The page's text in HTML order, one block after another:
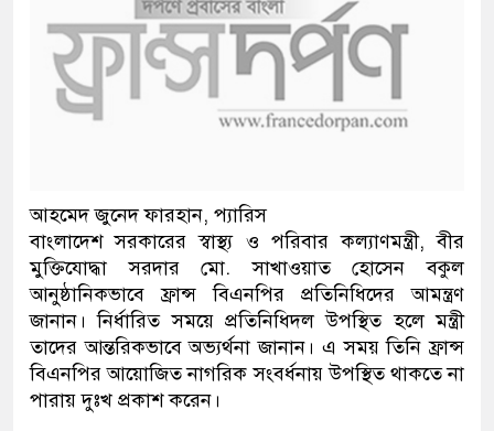
আহমেদ জুনেদ ফারহান, প্যারিস
বাংলাদেশ সরকারের স্বাস্থ্য ও পরিবার কল্যাণমন্ত্রী, বীর
মুক্তিযোদ্ধা সরদার মো. সাখাওয়াত হোসেন বকুল
আনুষ্ঠানিকভাবে ফ্রান্স বিএনপির প্রতিনিধিদের আমন্ত্রণ
জানান। নির্ধারিত সময়ে প্রতিনিধিদল উপস্থিত হলে মন্ত্রী
তাদের আন্তরিকভাবে অভ্যর্থনা জানান। এ সময় তিনি ফ্রান্স
বিএনপির আয়োজিত নাগরিক সংবর্ধনায় উপস্থিত থাকতে না
পারায় দুঃখ প্রকাশ করেন।